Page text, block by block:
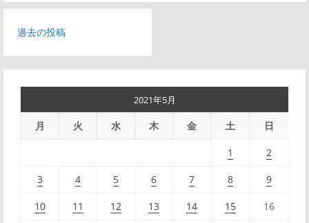
稿
過去の投稿
2021年5月
月 火 水 木 金 土 日
1 2
3 4 5 6 7 8 9
10 11 12 13 14 15 16